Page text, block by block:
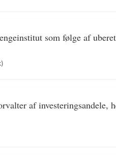
som følge af
af investeringsandele,